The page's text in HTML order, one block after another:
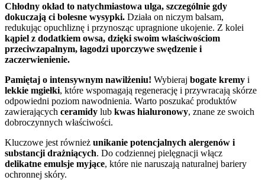
Chłodny okład to natychmiastowa ulga, szczególnie gdy
dokuczają ci bolesne wysypki. Działa on niczym balsam,
redukując opuchliznę i przynosząc upragnione ukojenie. Z kolei
kąpiel z dodatkiem owsa, dzięki swoim właściwościom
przeciwzapalnym, łagodzi uporczywe swędzenie i
zaczerwienienie.
Pamiętaj o intensywnym nawilżeniu! Wybieraj bogate kremy i
lekkie mgiełki, które wspomagają regenerację i przywracają skórze
odpowiedni poziom nawodnienia. Warto poszukać produktów
zawierających ceramidy lub kwas hialuronowy, znane ze swoich
dobroczynnych właściwości.
Kluczowe jest również unikanie potencjalnych alergenów i
substancji drażniących. Do codziennej pielęgnacji włącz
delikatne emulsje myjące, które nie naruszają naturalnej bariery
ochronnej skóry.